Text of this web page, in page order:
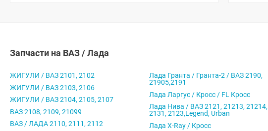
Запчасти на ВАЗ / Лада
ЖИГУЛИ / ВАЗ 2101, 2102
ЖИГУЛИ / ВАЗ 2103, 2106
ЖИГУЛИ / ВАЗ 2104, 2105, 2107
ВАЗ 2108, 2109, 21099
ВАЗ / ЛАДА 2110, 2111, 2112
Лада Гранта / Гранта-2 / ВАЗ 2190,
21905,2191
Лада Ларгус / Кросс / FL Кросс
Лада Нива / ВАЗ 2121, 21213, 21214,
2131, 2123,Legend, Urban
Лада X-Ray / Кросс